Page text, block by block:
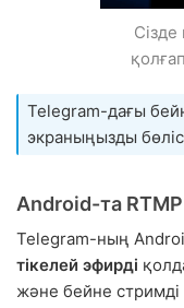
Сізде
Telegram-дағы
экраныңызды
Android-та
Telegram-ның
тікелей эфирді
және бейне